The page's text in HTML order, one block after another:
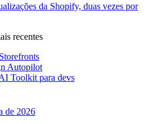
da Shopify, duas vezes por
recentes
Autopilot
Toolkit para devs
de 2026